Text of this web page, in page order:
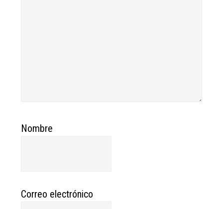
Nombre
Correo electrónico